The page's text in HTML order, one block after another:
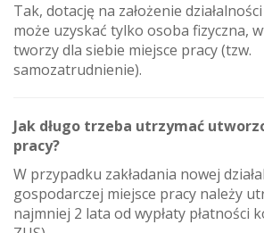
Tak, dotację na założenie
może uzyskać tylko osoba fizyczna,
tworzy dla siebie miejsce pracy (tzw.
samozatrudnienie).
Jak długo trzeba utrzymać
pracy?
W przypadku zakładania nowej
gospodarczej miejsce pracy należy
najmniej 2 lata od wypłaty płatności